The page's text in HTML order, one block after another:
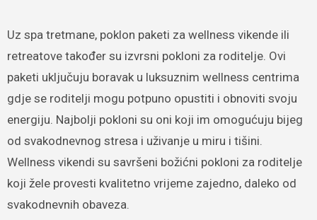
Uz spa tretmane, poklon paketi za wellness vikende ili
retreatove također su izvrsni pokloni za roditelje. Ovi
paketi uključuju boravak u luksuznim wellness centrima
gdje se roditelji mogu potpuno opustiti i obnoviti svoju
energiju. Najbolji pokloni su oni koji im omogućuju bijeg
od svakodnevnog stresa i uživanje u miru i tišini.
Wellness vikendi su savršeni božićni pokloni za roditelje
koji žele provesti kvalitetno vrijeme zajedno, daleko od
svakodnevnih obaveza.